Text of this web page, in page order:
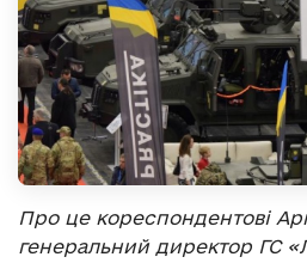
Про це кореспондентові
генеральний директор ГС